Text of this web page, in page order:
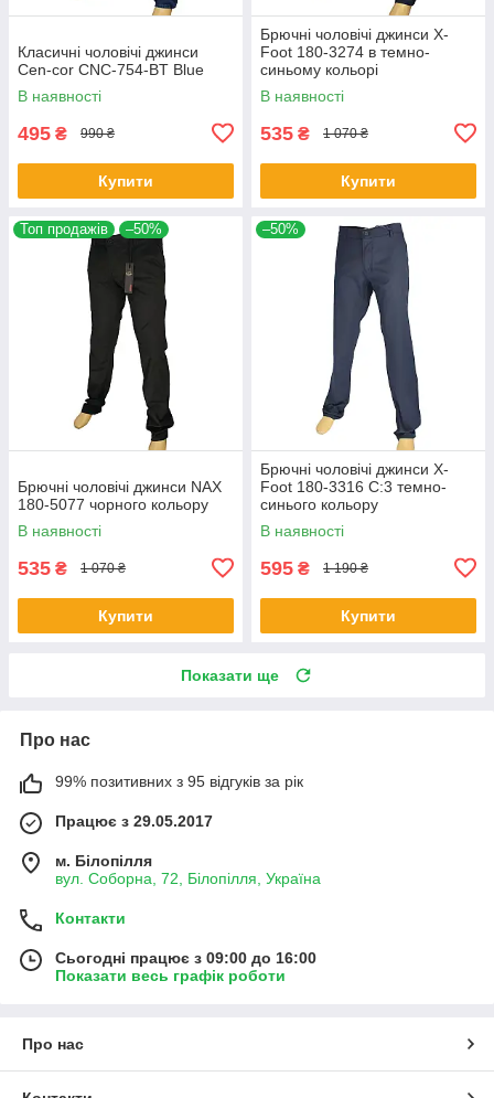
Класичні чоловічі джинси
Cen-cor CNC-754-BT Blue
В наявності
495 ₴ 990 ₴
Купити
Брючні чоловічі джинси X-
Foot 180-3274 в темно-
синьому кольорі
В наявності
535 ₴ 1 070 ₴
Купити
Топ продажів –50%
Брючні чоловічі джинси NAX
180-5077 чорного кольору
В наявності
535 ₴ 1 070 ₴
Купити
–50%
Брючні чоловічі джинси X-
Foot 180-3316 C:3 темно-
синього кольору
В наявності
595 ₴ 1 190 ₴
Купити
Показати ще
Про нас
99% позитивних з 95 відгуків за рік
Працює з 29.05.2017
м. Білопілля
вул. Соборна, 72, Білопілля, Україна
Контакти
Сьогодні працює з 09:00 до 16:00
Показати весь графік роботи
Про нас